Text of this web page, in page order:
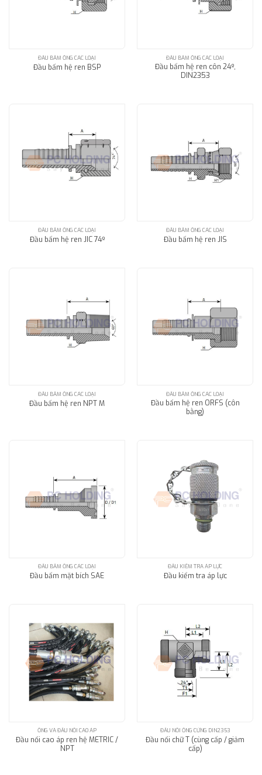
ĐẦU BẤM ỐNG CÁC LOẠI
Đầu bấm hệ ren BSP
ĐẦU BẤM ỐNG CÁC LOẠI
Đầu bấm hệ ren côn 24º,
DIN2353
ĐẦU BẤM ỐNG CÁC LOẠI
Đầu bấm hệ ren JIC 74º
ĐẦU BẤM ỐNG CÁC LOẠI
Đầu bấm hệ ren JIS
ĐẦU BẤM ỐNG CÁC LOẠI
Đầu bấm hệ ren NPT M
ĐẦU BẤM ỐNG CÁC LOẠI
Đầu bấm hệ ren ORFS (côn
bằng)
ĐẦU BẤM ỐNG CÁC LOẠI
Đầu bấm mặt bích SAE
ĐẦU KIỂM TRA ÁP LỰC
Đầu kiểm tra áp lực
ỐNG VÀ ĐẦU NỐI CAO ÁP
Đầu nối cao áp ren hệ METRIC /
NPT
ĐẦU NỐI ỐNG CỨNG DIN2353
Đầu nối chữ T (cùng cấp / giảm
cấp)